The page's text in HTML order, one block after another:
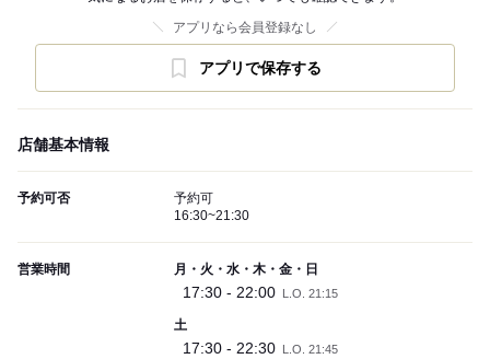
アプリなら会員登録なし
アプリで保存する
店舗基本情報
予約可否
予約可
16:30~21:30
営業時間 月・火・水・木・金・日
17:30 - 22:00 L.O. 21:15
土
17:30 - 22:30 L.O. 21:45